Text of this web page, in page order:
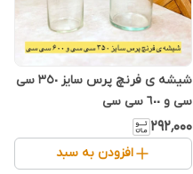
شیشه ی فرنچ پرس سایز ٣٥٠ سی
سی و ٦٠٠ سی سی
۲۹۲٬۰۰۰
افزودن به سبد